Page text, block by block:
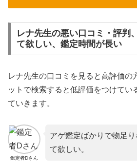
レナ先生の悪い口コミ・評判
て欲しい、鑑定時間が長い
レナ先生の口コミを見ると高評価の
ットで検索すると低評価をつけてい
ていきます。
鑑定者Dさん
アゲ鑑定ばかりで物足
て欲しい。